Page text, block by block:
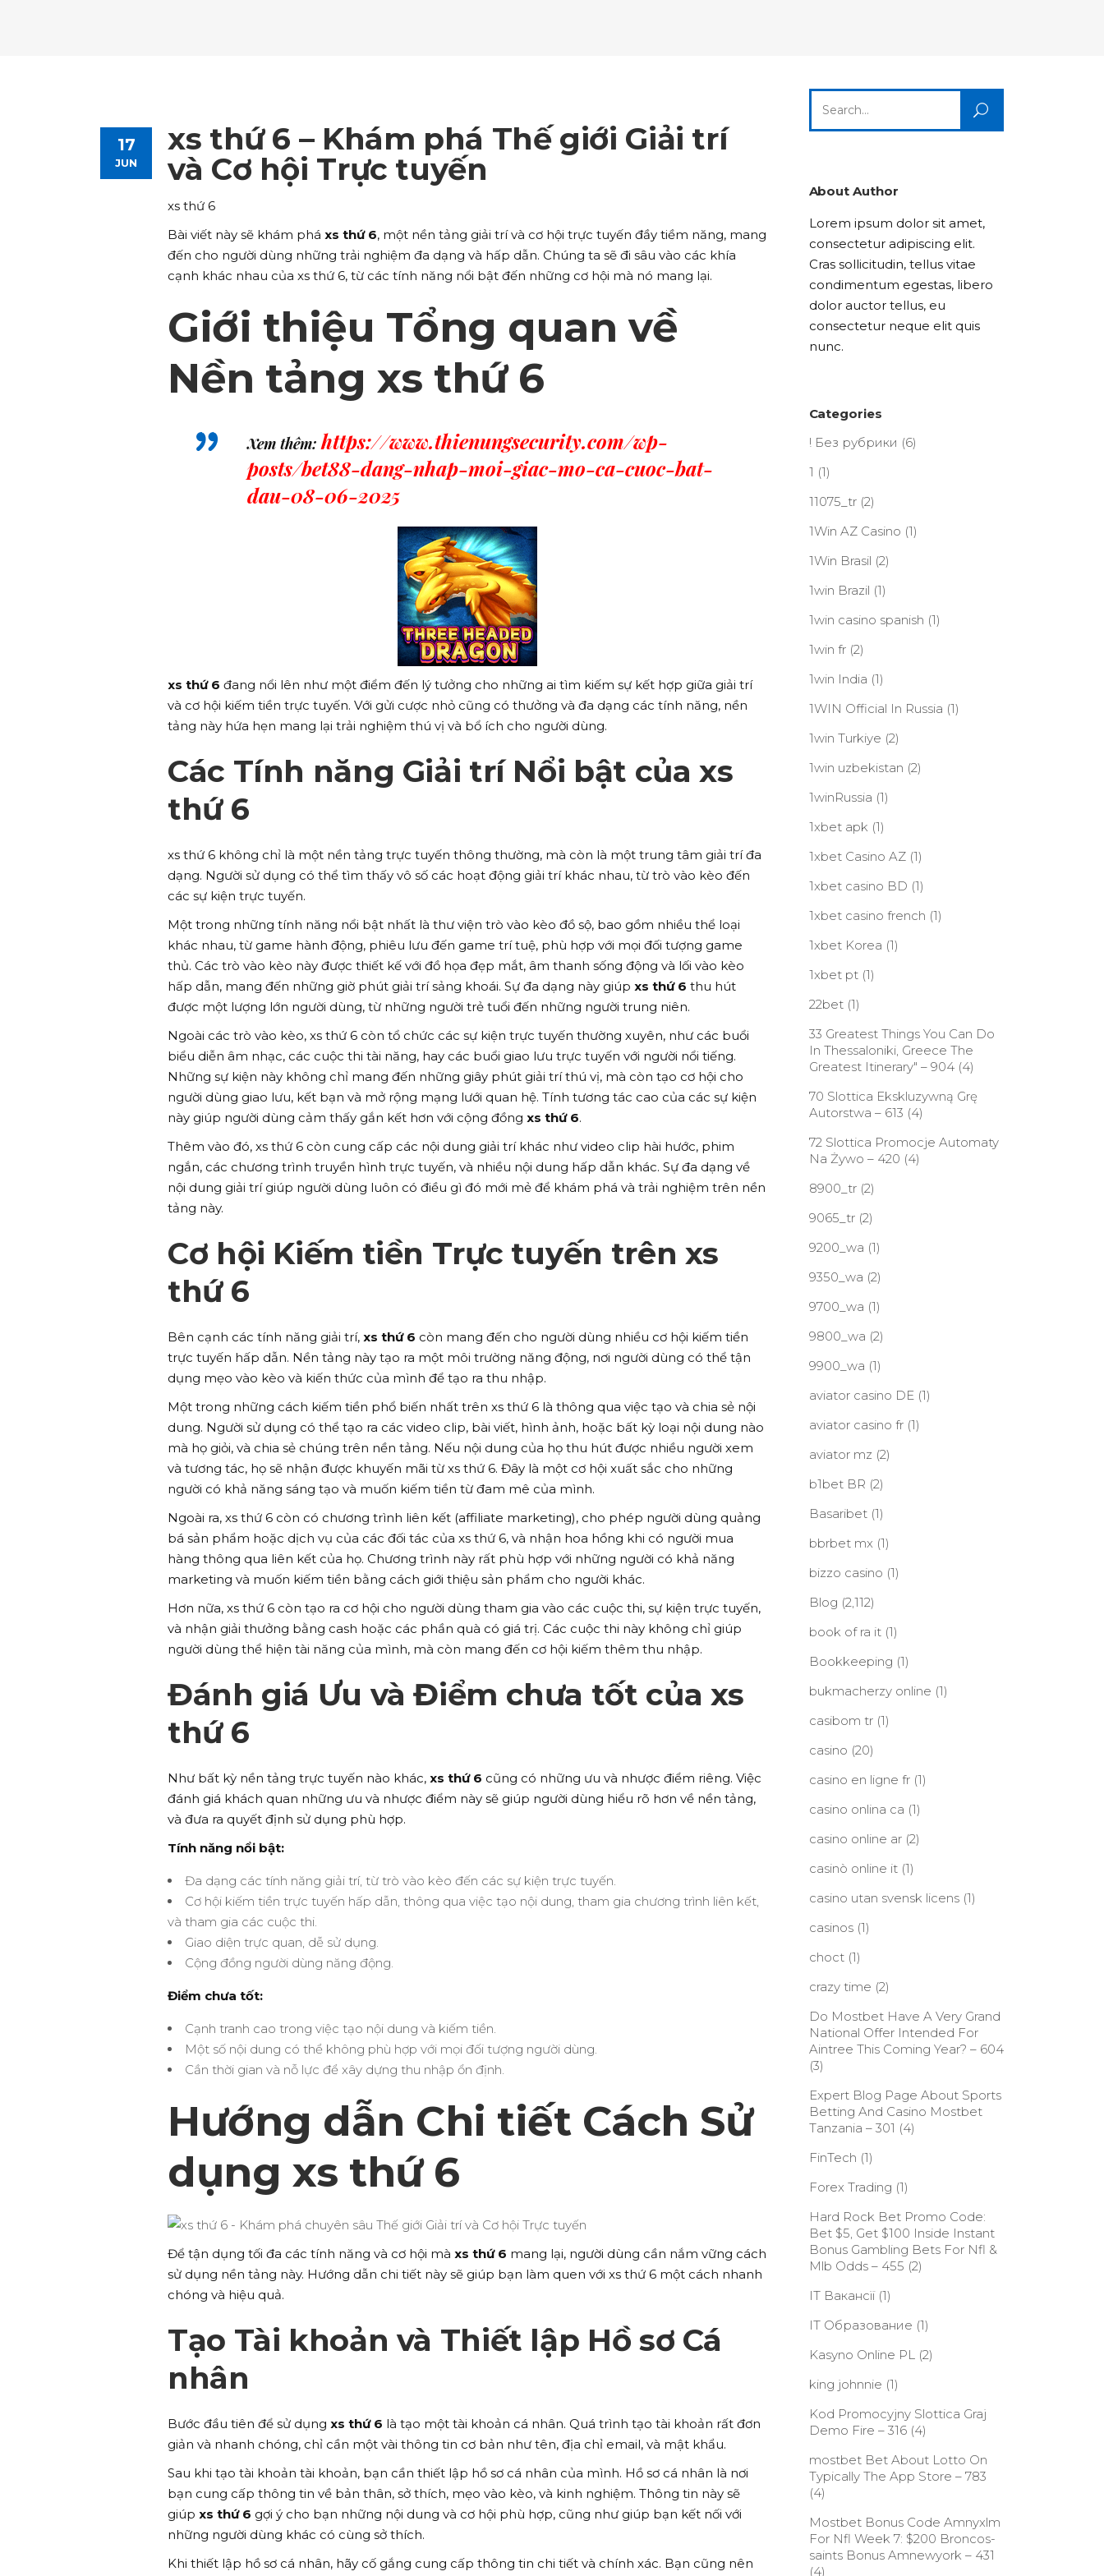
Team List Separators Video Button
Lists
Advanced Link Section
Team List
Google Maps
Image Gallery
Separators
Testimonials
Video Button
Highlights
Lists
Title & Subtitle
Title & Subtitle
17
JUN
xs thứ 6 – Khám phá Thế giới Giải trí
và Cơ hội Trực tuyến
xs thứ 6
Bài viết này sẽ khám phá xs thứ 6, một nền tảng giải trí và cơ hội trực tuyến đầy tiềm năng, mang
đến cho người dùng những trải nghiệm đa dạng và hấp dẫn. Chúng ta sẽ đi sâu vào các khía
cạnh khác nhau của xs thứ 6, từ các tính năng nổi bật đến những cơ hội mà nó mang lại.
Giới thiệu Tổng quan về
Nền tảng xs thứ 6
Xem thêm:https://www.thienungsecurity.com/wp-
posts/bet88-dang-nhap-moi-giac-mo-ca-cuoc-bat-
dau-08-06-2025
xs thứ 6 đang nổi lên như một điểm đến lý tưởng cho những ai tìm kiếm sự kết hợp giữa giải trí
và cơ hội kiếm tiền trực tuyến. Với gửi cược nhỏ cũng có thưởng và đa dạng các tính năng, nền
tảng này hứa hẹn mang lại trải nghiệm thú vị và bổ ích cho người dùng.
Các Tính năng Giải trí Nổi bật của xs
thứ 6
xs thứ 6 không chỉ là một nền tảng trực tuyến thông thường, mà còn là một trung tâm giải trí đa
dạng. Người sử dụng có thể tìm thấy vô số các hoạt động giải trí khác nhau, từ trò vào kèo đến
các sự kiện trực tuyến.
Một trong những tính năng nổi bật nhất là thư viện trò vào kèo đồ sộ, bao gồm nhiều thể loại
khác nhau, từ game hành động, phiêu lưu đến game trí tuệ, phù hợp với mọi đối tượng game
thủ. Các trò vào kèo này được thiết kế với đồ họa đẹp mắt, âm thanh sống động và lối vào kèo
hấp dẫn, mang đến những giờ phút giải trí sảng khoái. Sự đa dạng này giúp xs thứ 6 thu hút
được một lượng lớn người dùng, từ những người trẻ tuổi đến những người trung niên.
Ngoài các trò vào kèo, xs thứ 6 còn tổ chức các sự kiện trực tuyến thường xuyên, như các buổi
biểu diễn âm nhạc, các cuộc thi tài năng, hay các buổi giao lưu trực tuyến với người nổi tiếng.
Những sự kiện này không chỉ mang đến những giây phút giải trí thú vị, mà còn tạo cơ hội cho
người dùng giao lưu, kết bạn và mở rộng mạng lưới quan hệ. Tính tương tác cao của các sự kiện
này giúp người dùng cảm thấy gắn kết hơn với cộng đồng xs thứ 6.
Thêm vào đó, xs thứ 6 còn cung cấp các nội dung giải trí khác như video clip hài hước, phim
ngắn, các chương trình truyền hình trực tuyến, và nhiều nội dung hấp dẫn khác. Sự đa dạng về
nội dung giải trí giúp người dùng luôn có điều gì đó mới mẻ để khám phá và trải nghiệm trên nền
tảng này.
Cơ hội Kiếm tiền Trực tuyến trên xs
thứ 6
Bên cạnh các tính năng giải trí, xs thứ 6 còn mang đến cho người dùng nhiều cơ hội kiếm tiền
trực tuyến hấp dẫn. Nền tảng này tạo ra một môi trường năng động, nơi người dùng có thể tận
dụng mẹo vào kèo và kiến thức của mình để tạo ra thu nhập.
Một trong những cách kiếm tiền phổ biến nhất trên xs thứ 6 là thông qua việc tạo và chia sẻ nội
dung. Người sử dụng có thể tạo ra các video clip, bài viết, hình ảnh, hoặc bất kỳ loại nội dung nào
mà họ giỏi, và chia sẻ chúng trên nền tảng. Nếu nội dung của họ thu hút được nhiều người xem
và tương tác, họ sẽ nhận được khuyến mãi từ xs thứ 6. Đây là một cơ hội xuất sắc cho những
người có khả năng sáng tạo và muốn kiếm tiền từ đam mê của mình.
Ngoài ra, xs thứ 6 còn có chương trình liên kết (affiliate marketing), cho phép người dùng quảng
bá sản phẩm hoặc dịch vụ của các đối tác của xs thứ 6, và nhận hoa hồng khi có người mua
hàng thông qua liên kết của họ. Chương trình này rất phù hợp với những người có khả năng
marketing và muốn kiếm tiền bằng cách giới thiệu sản phẩm cho người khác.
Hơn nữa, xs thứ 6 còn tạo ra cơ hội cho người dùng tham gia vào các cuộc thi, sự kiện trực tuyến,
và nhận giải thưởng bằng cash hoặc các phần quà có giá trị. Các cuộc thi này không chỉ giúp
người dùng thể hiện tài năng của mình, mà còn mang đến cơ hội kiếm thêm thu nhập.
Đánh giá Ưu và Điểm chưa tốt của xs
thứ 6
Như bất kỳ nền tảng trực tuyến nào khác, xs thứ 6 cũng có những ưu và nhược điểm riêng. Việc
đánh giá khách quan những ưu và nhược điểm này sẽ giúp người dùng hiểu rõ hơn về nền tảng,
và đưa ra quyết định sử dụng phù hợp.
Tính năng nổi bật:
Đa dạng các tính năng giải trí, từ trò vào kèo đến các sự kiện trực tuyến.
Cơ hội kiếm tiền trực tuyến hấp dẫn, thông qua việc tạo nội dung, tham gia chương trình liên kết,
và tham gia các cuộc thi.
Giao diện trực quan, dễ sử dụng.
Cộng đồng người dùng năng động.
Điểm chưa tốt:
Cạnh tranh cao trong việc tạo nội dung và kiếm tiền.
Một số nội dung có thể không phù hợp với mọi đối tượng người dùng.
Cần thời gian và nỗ lực để xây dựng thu nhập ổn định.
Hướng dẫn Chi tiết Cách Sử
dụng xs thứ 6
Để tận dụng tối đa các tính năng và cơ hội mà xs thứ 6 mang lại, người dùng cần nắm vững cách
sử dụng nền tảng này. Hướng dẫn chi tiết này sẽ giúp bạn làm quen với xs thứ 6 một cách nhanh
chóng và hiệu quả.
Tạo Tài khoản và Thiết lập Hồ sơ Cá
nhân
Bước đầu tiên để sử dụng xs thứ 6 là tạo một tài khoản cá nhân. Quá trình tạo tài khoản rất đơn
giản và nhanh chóng, chỉ cần một vài thông tin cơ bản như tên, địa chỉ email, và mật khẩu.
Sau khi tạo tài khoản tài khoản, bạn cần thiết lập hồ sơ cá nhân của mình. Hồ sơ cá nhân là nơi
bạn cung cấp thông tin về bản thân, sở thích, mẹo vào kèo, và kinh nghiệm. Thông tin này sẽ
giúp xs thứ 6 gợi ý cho bạn những nội dung và cơ hội phù hợp, cũng như giúp bạn kết nối với
những người dùng khác có cùng sở thích.
Khi thiết lập hồ sơ cá nhân, hãy cố gắng cung cấp thông tin chi tiết và chính xác. Bạn cũng nên
for:
About Author
Lorem ipsum dolor sit amet,
consectetur adipiscing elit.
Cras sollicitudin, tellus vitae
condimentum egestas, libero
dolor auctor tellus, eu
consectetur neque elit quis
nunc.
Categories
! Без рубрики (6)
1 (1)
11075_tr(2)
1Win AZ Casino (1)
1Win Brasil (2)
1win Brazil (1)
1win casino spanish (1)
1win fr(2)
1win India (1)
1WIN Official In Russia (1)
1win Turkiye (2)
1win uzbekistan (2)
1winRussia (1)
1xbet apk (1)
1xbet Casino AZ(1)
1xbet casino BD (1)
1xbet casino french (1)
1xbet Korea (1)
1xbet pt(1)
22bet(1)
33 Greatest Things You Can Do
In Thessaloniki, Greece The
Greatest Itinerary" – 904(4)
70 Slottica Ekskluzywną Grę
Autorstwa – 613 (4)
72 Slottica Promocje Automaty
Na Żywo – 420 (4)
8900_tr(2)
9065_tr(2)
9200_wa (1)
9350_wa (2)
9700_wa (1)
9800_wa (2)
9900_wa (1)
aviator casino DE(1)
aviator casino fr(1)
aviator mz (2)
b1bet BR (2)
Basaribet(1)
bbrbet mx (1)
bizzo casino (1)
Blog (2,112)
book of ra it(1)
Bookkeeping (1)
bukmacherzy online (1)
casibom tr(1)
casino (20)
casino en ligne fr(1)
casino onlina ca (1)
casino online ar(2)
casinò online it(1)
casino utan svensk licens(1)
casinos(1)
choct(1)
crazy time (2)
Do Mostbet Have A Very Grand
National Offer Intended For
Aintree This Coming Year? – 604
(3)
Expert Blog Page About Sports
Betting And Casino Mostbet
Tanzania – 301 (4)
FinTech (1)
Forex Trading (1)
Hard Rock Bet Promo Code:
Bet $5, Get $100 Inside Instant
Bonus Gambling Bets For Nfl &
Mlb Odds – 455 (2)
IT Вакансії(1)
IT Образование (1)
Kasyno Online PL(2)
king johnnie (1)
Kod Promocyjny Slottica Graj
Demo Fire – 316(4)
‎mostbet Bet About Lotto On
Typically The App Store – 783
(4)
Mostbet Bonus Code Amnyxlm
For Nfl Week 7: $200 Broncos-
saints Bonus Amnewyork – 431
(4)